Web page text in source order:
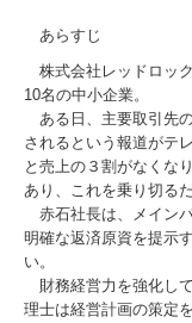
あらすじ
株式会社レッドロッ
10名の中小企業。
ある日、主要取引先
されるという報道がテ
と売上の３割がなくな
あり、これを乗り切る
赤石社長は、メイン
明確な返済原資を提示
い。
財務経営力を強化し
理士は経営計画の策定